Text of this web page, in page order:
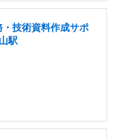
技術資料作成サポ
駅